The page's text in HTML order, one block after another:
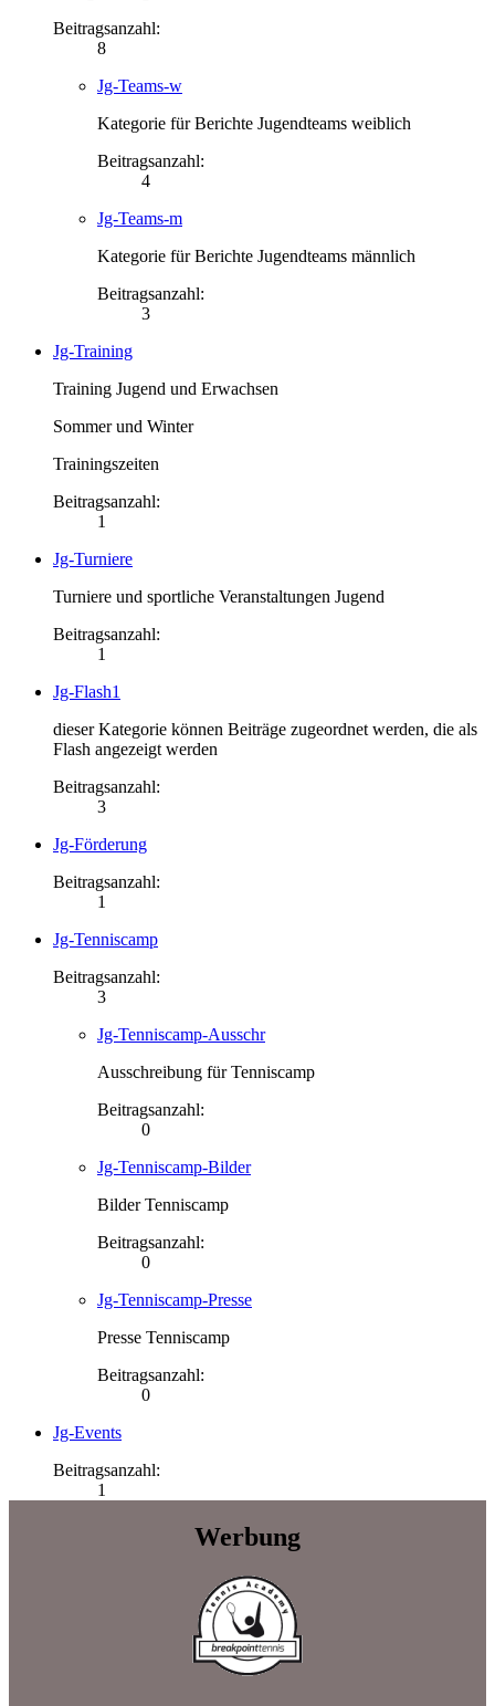
Beitragsanzahl:
8
Jg-Teams-w
Kategorie für Berichte Jugendteams weiblich
Beitragsanzahl:
4
Jg-Teams-m
Kategorie für Berichte Jugendteams männlich
Beitragsanzahl:
3
Jg-Training
Training Jugend und Erwachsen
Sommer und Winter
Trainingszeiten
Beitragsanzahl:
1
Jg-Turniere
Turniere und sportliche Veranstaltungen Jugend
Beitragsanzahl:
1
Jg-Flash1
dieser Kategorie können Beiträge zugeordnet werden, die als
Flash angezeigt werden
Beitragsanzahl:
3
Jg-Förderung
Beitragsanzahl:
1
Jg-Tenniscamp
Beitragsanzahl:
3
Jg-Tenniscamp-Ausschr
Ausschreibung für Tenniscamp
Beitragsanzahl:
0
Jg-Tenniscamp-Bilder
Bilder Tenniscamp
Beitragsanzahl:
0
Jg-Tenniscamp-Presse
Presse Tenniscamp
Beitragsanzahl:
0
Jg-Events
Beitragsanzahl:
1
Werbung